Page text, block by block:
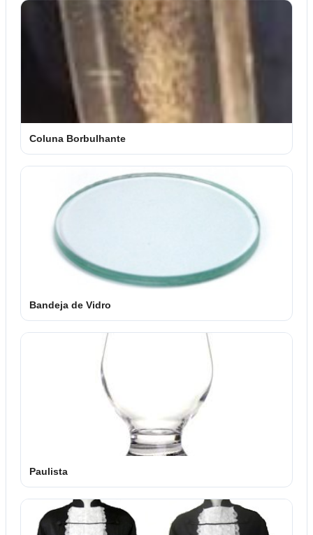
Coluna Borbulhante
Bandeja de Vidro
Paulista